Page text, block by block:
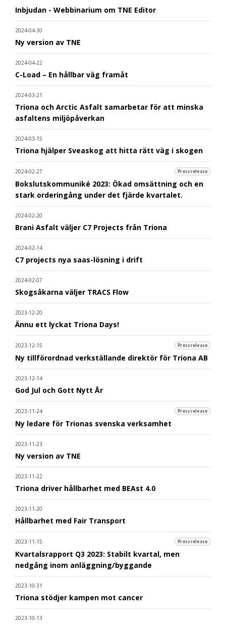
Inbjudan - Webbinarium om TNE Editor
2024-04-30
Ny version av TNE
2024-04-22
C-Load – En hållbar väg framåt
2024-03-21
Triona och Arctic Asfalt samarbetar för att minska
asfaltens miljöpåverkan
2024-03-15
Triona hjälper Sveaskog att hitta rätt väg i skogen
2024-02-27 Pressrelease
Bokslutskommuniké 2023: Ökad omsättning och en
stark orderingång under det fjärde kvartalet.
2024-02-20
Brani Asfalt väljer C7 Projects från Triona
2024-02-14
C7 projects nya saas-lösning i drift
2024-02-07
Skogsåkarna väljer TRACS Flow
2023-12-20
Ännu ett lyckat Triona Days!
2023-12-15 Pressrelease
Ny tillförordnad verkställande direktör för Triona AB
2023-12-14
God Jul och Gott Nytt År
2023-11-24 Pressrelease
Ny ledare för Trionas svenska verksamhet
2023-11-23
Ny version av TNE
2023-11-22
Triona driver hållbarhet med BEAst 4.0
2023-11-20
Hållbarhet med Fair Transport
2023-11-15 Pressrelease
Kvartalsrapport Q3 2023: Stabilt kvartal, men
nedgång inom anläggning/byggande
2023-10-31
Triona stödjer kampen mot cancer
2023-10-13